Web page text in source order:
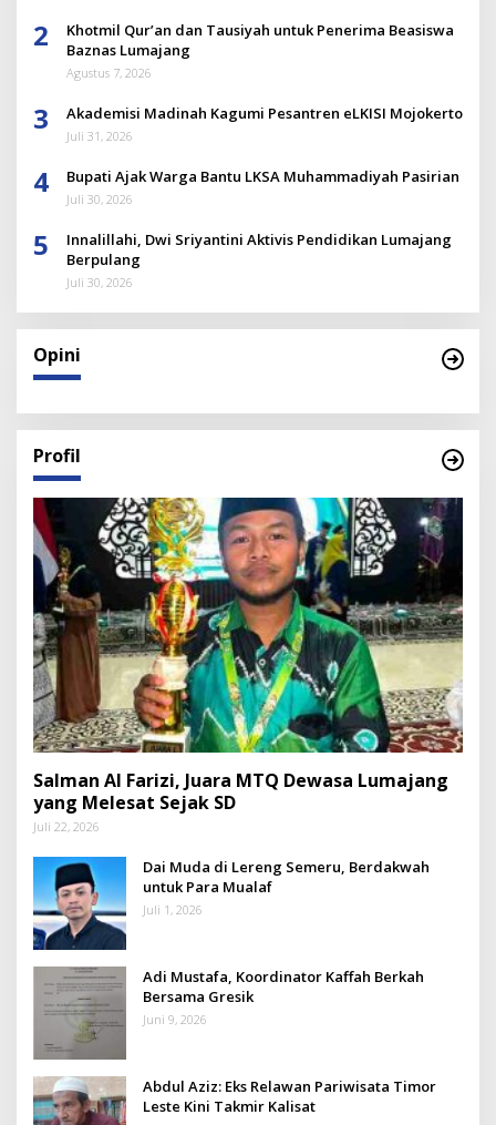
2
Khotmil Qur’an dan Tausiyah untuk Penerima Beasiswa
Baznas Lumajang
Agustus 7, 2026
3 Akademisi Madinah Kagumi Pesantren eLKISI Mojokerto
Juli 31, 2026
4 Bupati Ajak Warga Bantu LKSA Muhammadiyah Pasirian
Juli 30, 2026
5
Innalillahi, Dwi Sriyantini Aktivis Pendidikan Lumajang
Berpulang
Juli 30, 2026
Opini
Profil
Salman Al Farizi, Juara MTQ Dewasa Lumajang
yang Melesat Sejak SD
Juli 22, 2026
Dai Muda di Lereng Semeru, Berdakwah
untuk Para Mualaf
Juli 1, 2026
Adi Mustafa, Koordinator Kaffah Berkah
Bersama Gresik
Juni 9, 2026
Abdul Aziz: Eks Relawan Pariwisata Timor
Leste Kini Takmir Kalisat